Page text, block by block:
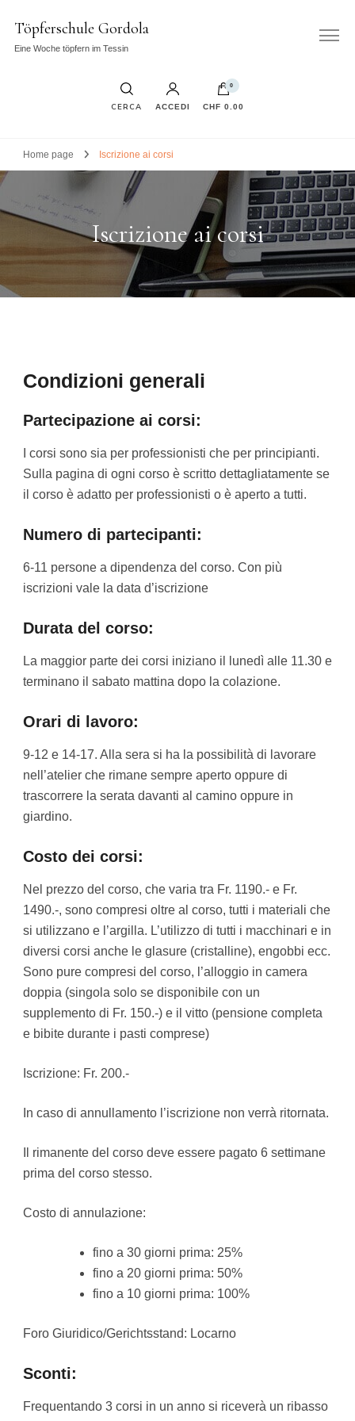
Töpferschule Gordola
Eine Woche töpfern im Tessin
CERCA ACCEDI
0
CHF 0.00
Home page Iscrizione ai corsi
Iscrizione ai corsi
Condizioni generali
Partecipazione ai corsi:
I corsi sono sia per professionisti che per principianti.
Sulla pagina di ogni corso è scritto dettagliatamente se
il corso è adatto per professionisti o è aperto a tutti.
Numero di partecipanti:
6-11 persone a dipendenza del corso. Con più
iscrizioni vale la data d’iscrizione
Durata del corso:
La maggior parte dei corsi iniziano il lunedì alle 11.30 e
terminano il sabato mattina dopo la colazione.
Orari di lavoro:
9-12 e 14-17. Alla sera si ha la possibilità di lavorare
nell’atelier che rimane sempre aperto oppure di
trascorrere la serata davanti al camino oppure in
giardino.
Costo dei corsi:
Nel prezzo del corso, che varia tra Fr. 1190.- e Fr.
1490.-, sono compresi oltre al corso, tutti i materiali che
si utilizzano e l’argilla. L’utilizzo di tutti i macchinari e in
diversi corsi anche le glasure (cristalline), engobbi ecc.
Sono pure compresi del corso, l’alloggio in camera
doppia (singola solo se disponibile con un
supplemento di Fr. 150.-) e il vitto (pensione completa
e bibite durante i pasti comprese)
Iscrizione: Fr. 200.-
In caso di annullamento l’iscrizione non verrà ritornata.
Il rimanente del corso deve essere pagato 6 settimane
prima del corso stesso.
Costo di annulazione:
fino a 30 giorni prima: 25%
fino a 20 giorni prima: 50%
fino a 10 giorni prima: 100%
Foro Giuridico/Gerichtsstand: Locarno
Sconti:
Frequentando 3 corsi in un anno si riceverà un ribasso